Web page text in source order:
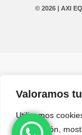
Valoramos
Utilizamos
navegación,
© 2026 | AXI